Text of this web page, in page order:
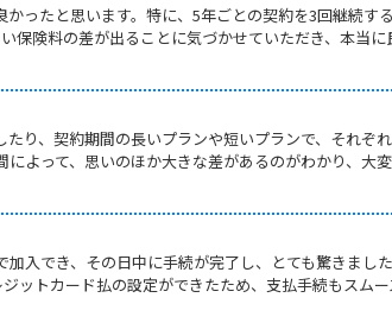
ったと思います。特に、5年ごとの契約を3回継続す
保険料の差が出ることに気づかせていただき、本当に
り、契約期間の長いプランや短いプランで、それぞ
よって、思いのほか大きな差があるのがわかり、大
入でき、その日中に手続が完了し、とても驚きました
ットカード払の設定ができたため、支払手続もスム